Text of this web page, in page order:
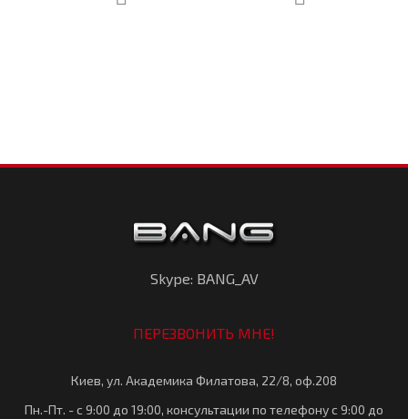
Skype: BANG_AV
ПЕРЕЗВОНИТЬ МНЕ!
Киев, ул. Академика Филатова, 22/8, оф.208
Пн.-Пт. - с 9:00 до 19:00, консультации по телефону с 9:00 до